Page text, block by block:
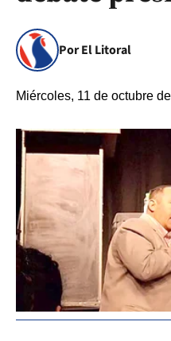
Por El Litoral
Miércoles, 11 de octubre